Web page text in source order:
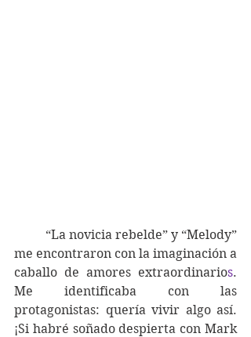
me encontraron con la imaginación a
caballo de amores extraordinarios.
Me identificaba con las
protagonistas: quería vivir algo así.
¡Si habré soñado despierta con Mark